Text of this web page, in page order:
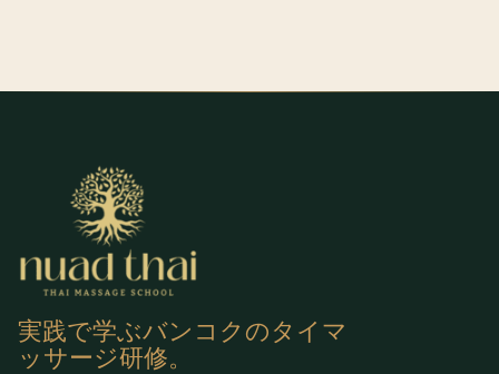
実践で学ぶバンコクのタイマ
ッサージ研修。